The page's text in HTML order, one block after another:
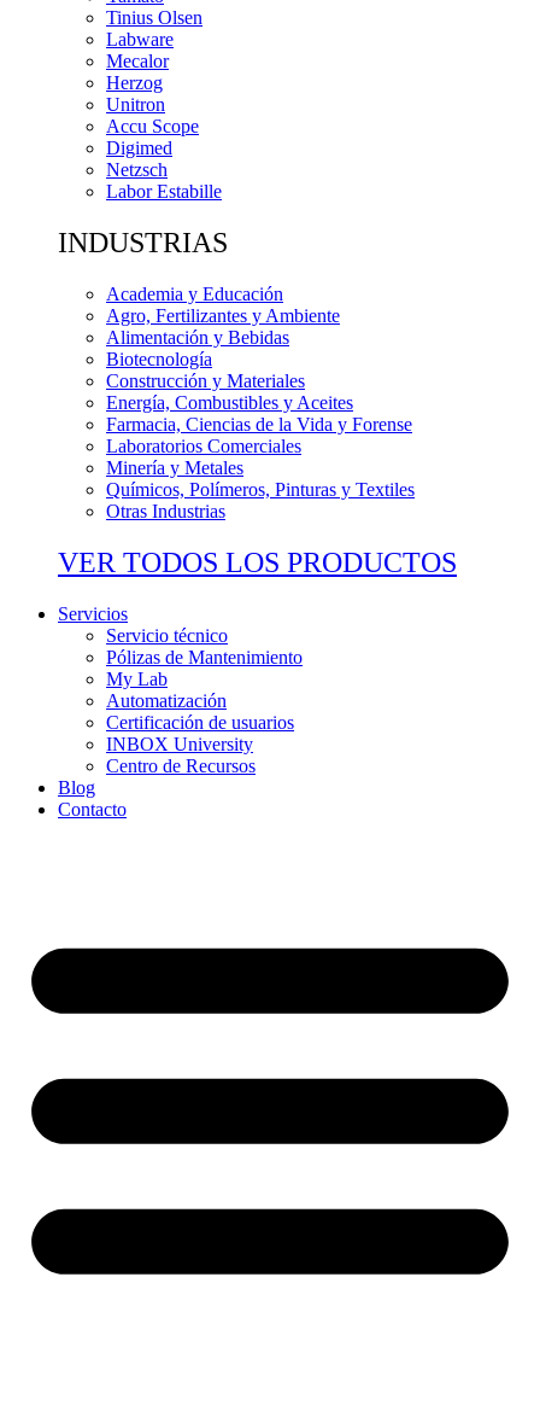
Tinius Olsen
Labware
Mecalor
Herzog
Unitron
Accu Scope
Digimed
Netzsch
Labor Estabille
INDUSTRIAS
Academia y Educación
Agro, Fertilizantes y Ambiente
Alimentación y Bebidas
Biotecnología
Construcción y Materiales
Energía, Combustibles y Aceites
Farmacia, Ciencias de la Vida y Forense
Laboratorios Comerciales
Minería y Metales
Químicos, Polímeros, Pinturas y Textiles
Otras Industrias
VER TODOS LOS PRODUCTOS
Servicios
Servicio técnico
Pólizas de Mantenimiento
My Lab
Automatización
Certificación de usuarios
INBOX University
Centro de Recursos
Blog
Contacto